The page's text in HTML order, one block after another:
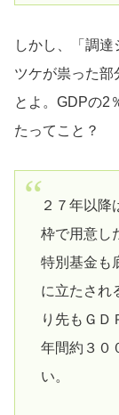
しかし、「調
ツケが祟った部
とよ。GDPの2
たってこと？
２７年以降
枠で用意し
特別基金も
に立たされ
り先もＧＤ
年間約３０
い。